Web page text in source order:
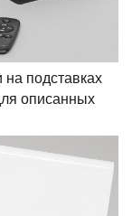
подставках
описанных